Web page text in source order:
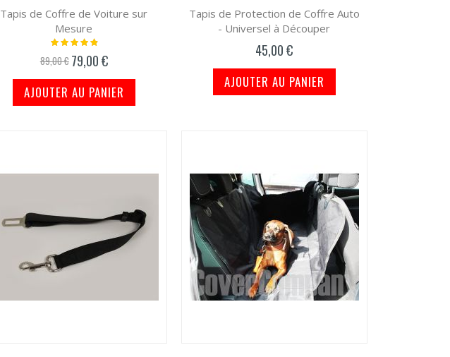
Tapis de Coffre de Voiture sur
Mesure
Notation:
89,00 € Prix
spécial
79,00 €
AJOUTER AU PANIER
Tapis de Protection de Coffre Auto
- Universel à Découper
45,00 €
AJOUTER AU PANIER